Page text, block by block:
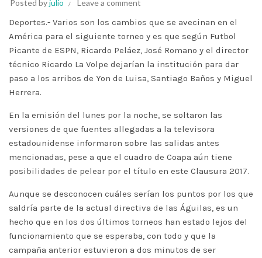
Posted byjulio Leave a comment
Deportes.- Varios son los cambios que se avecinan en el
América para el siguiente torneo y es que según Futbol
Picante de ESPN, Ricardo Peláez, José Romano y el director
técnico Ricardo La Volpe dejarían la institución para dar
paso a los arribos de Yon de Luisa, Santiago Baños y Miguel
Herrera.
En la emisión del lunes por la noche, se soltaron las
versiones de que fuentes allegadas a la televisora
estadounidense informaron sobre las salidas antes
mencionadas, pese a que el cuadro de Coapa aún tiene
posibilidades de pelear por el título en este Clausura 2017.
Aunque se desconocen cuáles serían los puntos por los que
saldría parte de la actual directiva de las Águilas, es un
hecho que en los dos últimos torneos han estado lejos del
funcionamiento que se esperaba, con todo y que la
campaña anterior estuvieron a dos minutos de ser